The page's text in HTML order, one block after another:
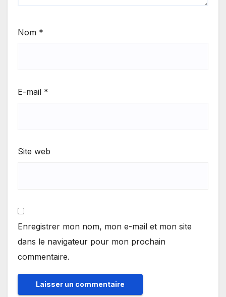
Nom *
E-mail *
Site web
Enregistrer mon nom, mon e-mail et mon site
dans le navigateur pour mon prochain
commentaire.